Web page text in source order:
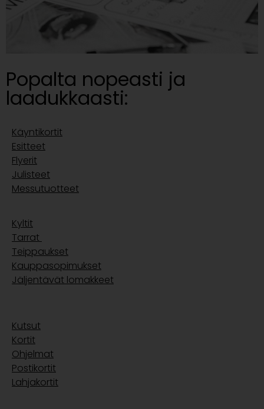
Popalta nopeasti ja
laadukkaasti:
Käyntikortit
Esitteet
Flyerit
Julisteet
Messutuotteet
Kyltit
Tarrat
Teippaukset
Kauppasopimukset
Jäljentävät lomakkeet
Kutsut
Kortit
Ohjelmat
Postikortit
Lahjakortit